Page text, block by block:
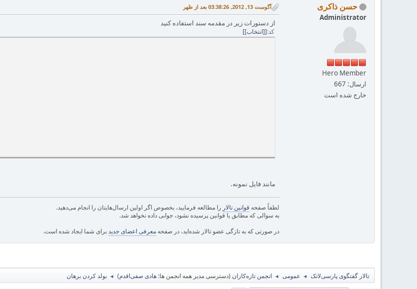
حسن ذاکری
Administrator
Hero Member
ارسال: 667
خارج شده است
آگوست 13, 2012, 03:38:26 بعد از ظهر
از دستورات زیر در مقدمه سند استفاده کنید
کد [انتخاب]
مانند فایل نمونه.
لطفاً صفحه قوانین تالار را مطالعه فرمایید، بخصوص اگر اولین ارسال‌هایتان را انجام می‌دهید.
به سوالی که مطابق با قوانین پرسیده نشود، جوابی داده نخواهد شد.
در صورتی که به تازگی عضو تالار شده‌اید، در صفحه معرفی اعضای جدیدبرای شما ایجاد شده است.
تالار گفتگوی پارسی‌لاتک ◄ عمومی ◄ انجمن تازه‌کاران (دسترسی مدیر همه انجمن ها: هادی صفی‌اقدم)
◄ بولد کردن برهان